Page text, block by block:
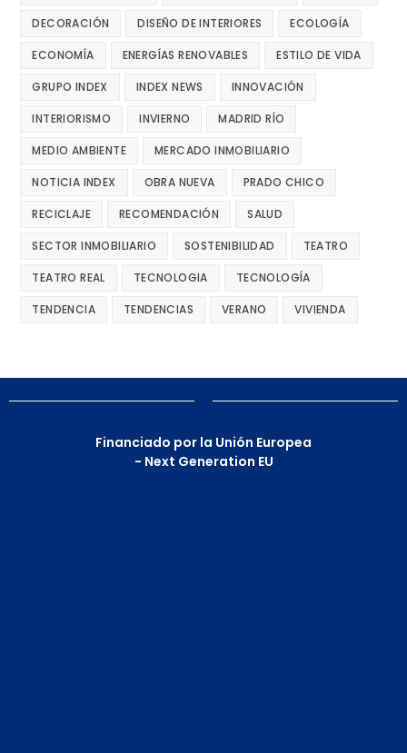
DECORACIÓN DISEÑO DE INTERIORES ECOLOGÍA
ECONOMÍA ENERGÍAS RENOVABLES ESTILO DE VIDA
GRUPO INDEX INDEX NEWS INNOVACIÓN
INTERIORISMO INVIERNO MADRID RÍO
MEDIO AMBIENTE MERCADO INMOBILIARIO
NOTICIA INDEX OBRA NUEVA PRADO CHICO
RECICLAJE RECOMENDACIÓN SALUD
SECTOR INMOBILIARIO SOSTENIBILIDAD TEATRO
TEATRO REAL TECNOLOGIA TECNOLOGÍA
TENDENCIA TENDENCIAS VERANO VIVIENDA
Financiado por la Unión Europea
- Next Generation EU